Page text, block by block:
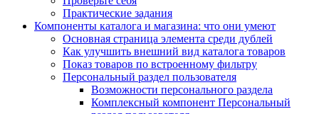
Практические задания
Компоненты каталога и магазина: что они умеют
Основная страница элемента среди дублей
Как улучшить внешний вид каталога товаров
Показ товаров по встроенному фильтру
Персональный раздел пользователя
Возможности персонального раздела
Комплексный компонент Персональный